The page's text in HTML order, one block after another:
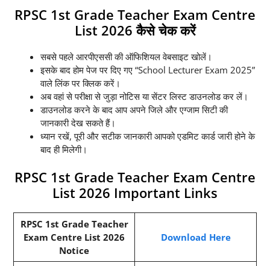
RPSC 1st Grade Teacher Exam Centre
List 2026 कैसे चेक करें
सबसे पहले आरपीएससी की ऑफिशियल वेबसाइट खोलें।
इसके बाद होम पेज पर दिए गए “School Lecturer Exam 2025”
वाले लिंक पर क्लिक करें।
अब वहां से परीक्षा से जुड़ा नोटिस या सेंटर लिस्ट डाउनलोड कर लें।
डाउनलोड करने के बाद आप अपने जिले और एग्जाम सिटी की
जानकारी देख सकते हैं।
ध्यान रखें, पूरी और सटीक जानकारी आपको एडमिट कार्ड जारी होने के
बाद ही मिलेगी।
RPSC 1st Grade Teacher Exam Centre
List 2026 Important Links
RPSC 1st Grade Teacher
Exam Centre List 2026
Notice
Download Here